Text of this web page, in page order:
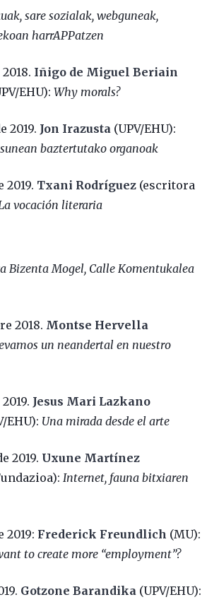
sare sozialak, webguneak,
harrAPPatzen
Iñigo de Miguel Beriain
EHU): Why morals?
2019. Jon Irazusta (UPV/EHU):
baztertutako organoak
2019. Txani Rodríguez (escritora
vocación literaria
Bizenta Mogel, Calle Komentukalea
2018. Montse Hervella
un neandertal en nuestro
Jesus Mari Lazkano
EHU): Una mirada desde el arte
2019. Uxune Martínez
Internet, fauna bitxiaren
2019: Frederick Freundlich (MU):
to create more “employment”?
Gotzone Barandika (UPV/EHU):